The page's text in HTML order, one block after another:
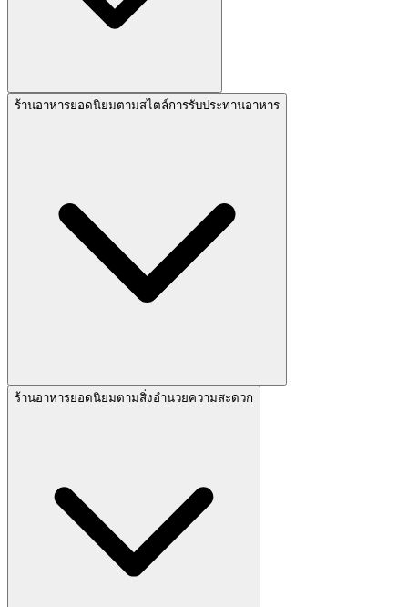
ร้านอาหารยอดนิยมตามสไตล์การรับประทานอาหาร
ร้านอาหารยอดนิยมตามสิ่งอำนวยความสะดวก